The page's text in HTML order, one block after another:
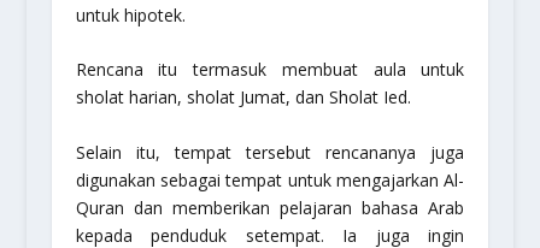
untuk hipotek.
Rencana itu termasuk membuat aula untuk
sholat harian, sholat Jumat, dan Sholat Ied.
Selain itu, tempat tersebut rencananya juga
digunakan sebagai tempat untuk mengajarkan Al-
Quran dan memberikan pelajaran bahasa Arab
kepada penduduk setempat. Ia juga ingin